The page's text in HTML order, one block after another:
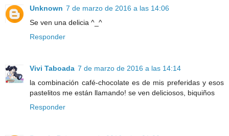
Unknown 7 de marzo de 2016 a las 14:06
Se ven una delicia ^_^
Responder
Vivi Taboada 7 de marzo de 2016 a las 14:14
la combinación café-chocolate es de mis preferidas y esos
pastelitos me están llamando! se ven deliciosos, biquiños
Responder